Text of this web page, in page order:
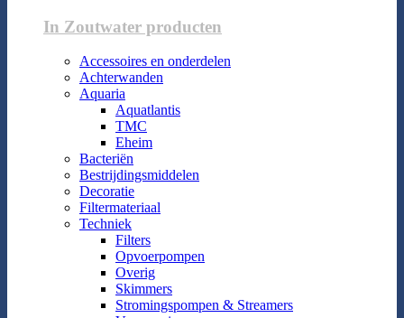
In Zoutwater producten
Accessoires en onderdelen
Achterwanden
Aquaria
Aquatlantis
TMC
Eheim
Bacteriën
Bestrijdingsmiddelen
Decoratie
Filtermateriaal
Techniek
Filters
Opvoerpompen
Overig
Skimmers
Stromingspompen & Streamers